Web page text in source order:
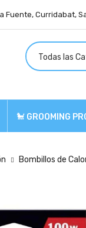
Fuente, Curridabat,
🐩 GROOMING
Bombillos de